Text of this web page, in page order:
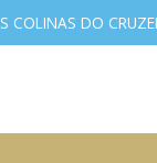
COLINAS DO